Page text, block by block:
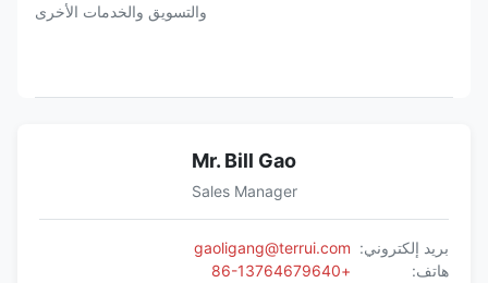
والتسويق والخدمات الأخرى
Mr. Bill Gao
Sales Manager
بريد إلكتروني: gaoligang@terrui.com
هاتف:
+86-13764679640